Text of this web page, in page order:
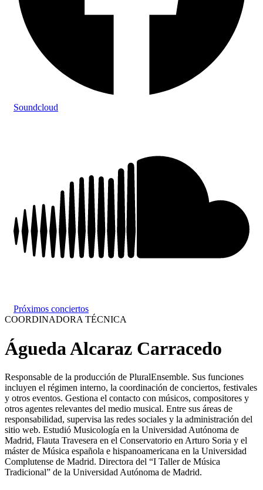
Soundcloud
Próximos conciertos
COORDINADORA TÉCNICA
Águeda Alcaraz Carracedo
Responsable de la producción de PluralEnsemble. Sus funciones
incluyen el régimen interno, la coordinación de conciertos, festivales
y otros eventos. Gestiona el contacto con músicos, compositores y
otros agentes relevantes del medio musical. Entre sus áreas de
responsabilidad, supervisa las redes sociales y la administración del
sitio web. Estudió Musicología en la Universidad Autónoma de
Madrid, Flauta Travesera en el Conservatorio en Arturo Soria y el
máster de Música española e hispanoamericana en la Universidad
Complutense de Madrid. Directora del “I Taller de Música
Tradicional” de la Universidad Autónoma de Madrid.